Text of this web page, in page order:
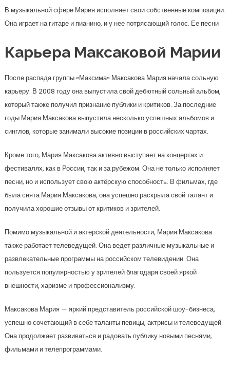
В музыкальной сфере Мария исполняет свои собственные композиции.
Она играет на гитаре и пианино, и у нее потрясающий голос. Ее песни
Карьера Максаковой Марии
После распада группы «Максима» Максакова Мария начала сольную
карьеру. В 2008 году она выпустила свой дебютный сольный альбом,
который также получил признание публики и критиков. За последние
годы Мария Максакова выпустила несколько успешных альбомов и
синглов, которые занимали высокие позиции в российских чартах.
Кроме того, Мария Максакова активно выступает на концертах и
фестивалях, как в России, так и за рубежом. Она не только исполняет
песни, но и использует свою актёрскую способность. В фильмах, где
была снята Мария Максакова, она успешно раскрыла свой талант и
получила хорошие отзывы от критиков и зрителей.
Помимо музыкальной и актерской деятельности, Мария Максакова
также работает телеведущей. Она ведет различные музыкальные и
развлекательные программы на российском телевидении. Она
пользуется популярностью у зрителей благодаря своей яркой
внешности, харизме и профессионализму.
Максакова Мария — яркий представитель российской шоу-бизнеса,
успешно сочетающий в себе таланты певицы, актрисы и телеведущей.
Она продолжает развиваться и радовать публику новыми песнями,
фильмами и телепрограммами.